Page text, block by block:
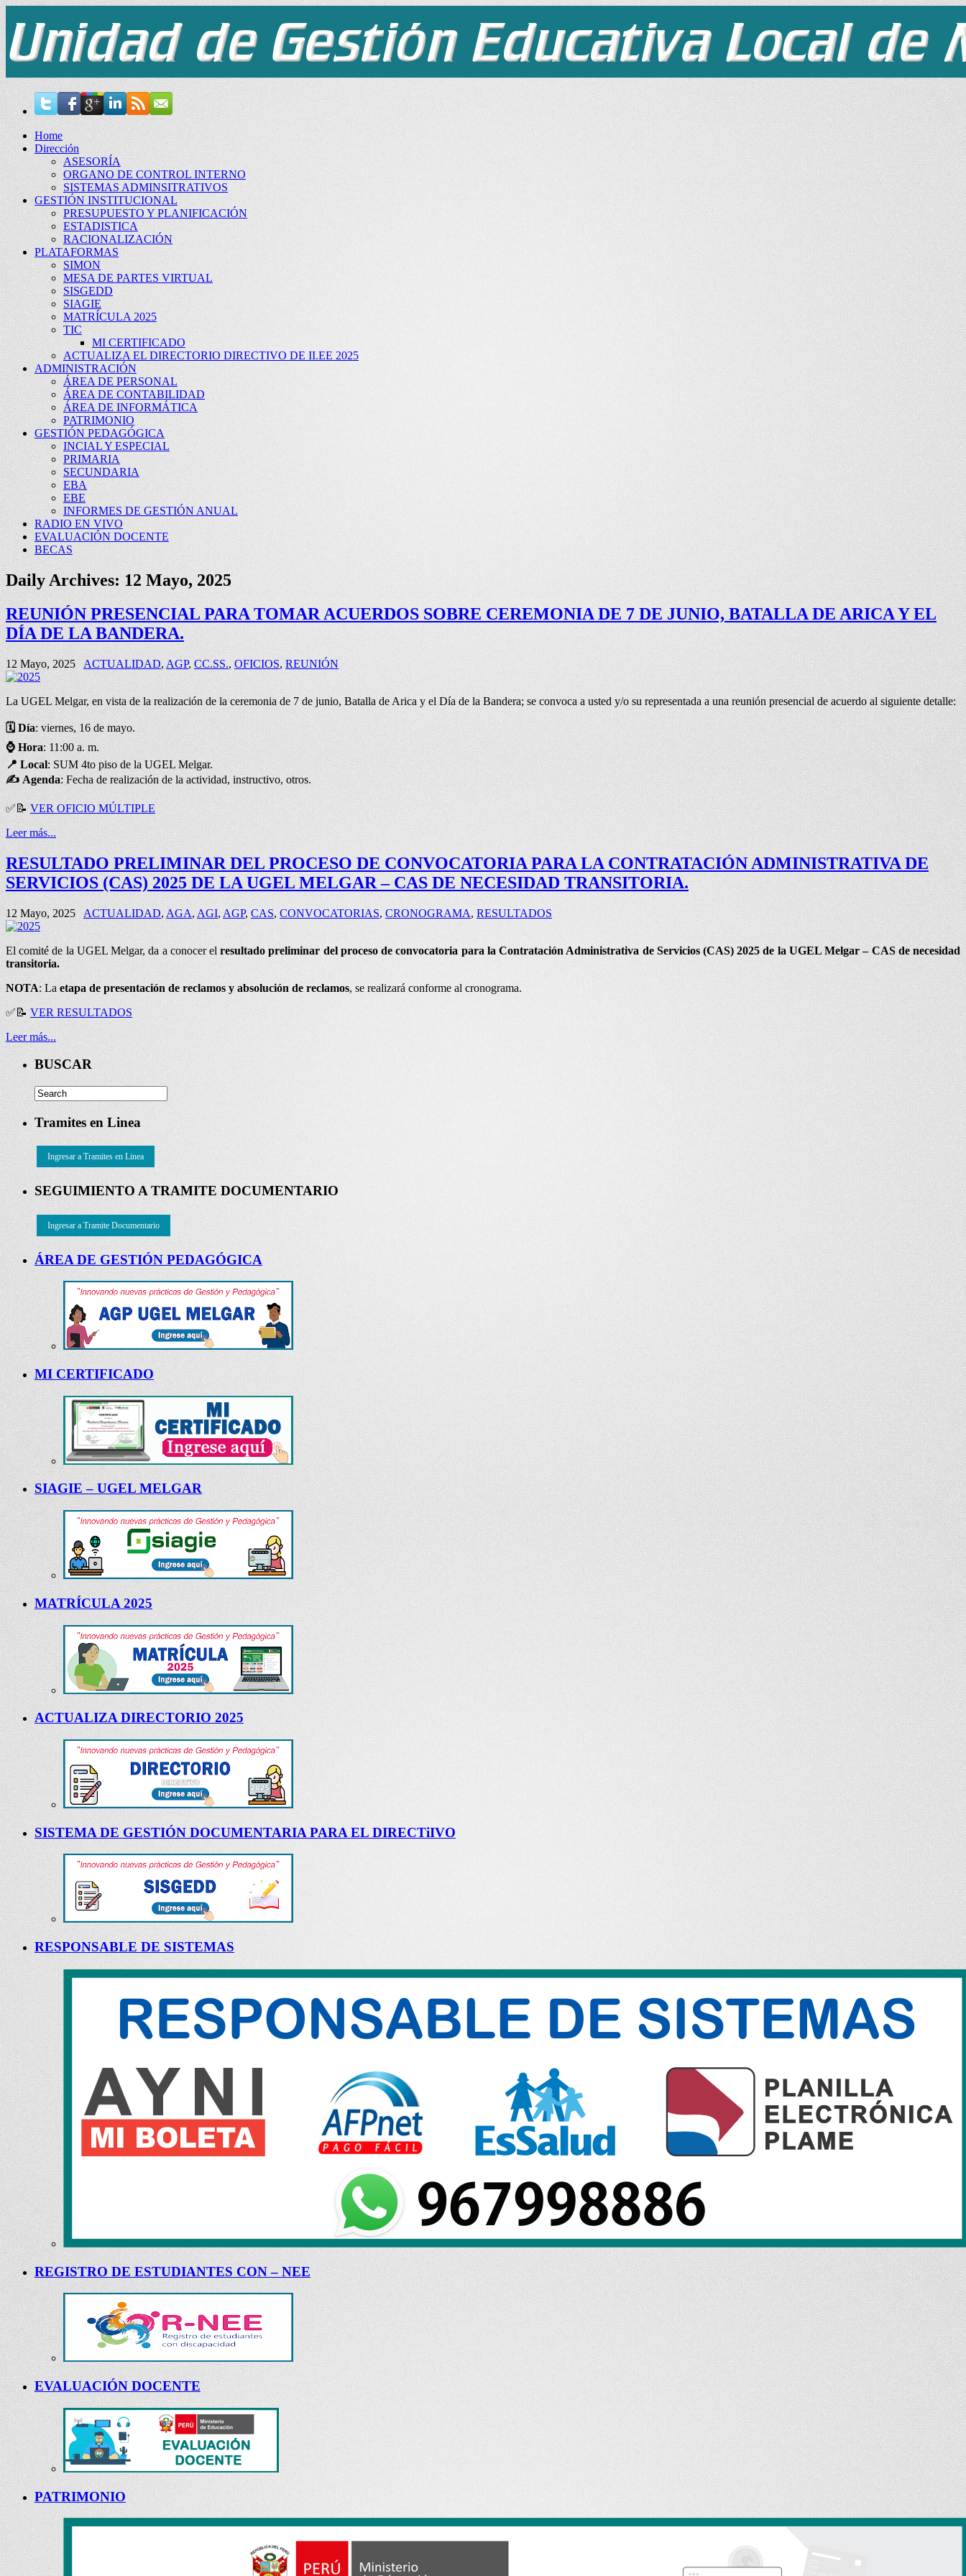
Home
Dirección
ASESORÍA
ORGANO DE CONTROL INTERNO
SISTEMAS ADMINSITRATIVOS
GESTIÓN INSTITUCIONAL
PRESUPUESTO Y PLANIFICACIÓN
ESTADISTICA
RACIONALIZACIÓN
PLATAFORMAS
SIMON
MESA DE PARTES VIRTUAL
SISGEDD
SIAGIE
MATRÍCULA 2025
TIC
MI CERTIFICADO
ACTUALIZA EL DIRECTORIO DIRECTIVO DE II.EE 2025
ADMINISTRACIÓN
ÁREA DE PERSONAL
ÁREA DE CONTABILIDAD
ÁREA DE INFORMÁTICA
PATRIMONIO
GESTIÓN PEDAGÓGICA
INCIAL Y ESPECIAL
PRIMARIA
SECUNDARIA
EBA
EBE
INFORMES DE GESTIÓN ANUAL
RADIO EN VIVO
EVALUACIÓN DOCENTE
BECAS
Daily Archives:12 Mayo, 2025
REUNIÓN PRESENCIAL PARA TOMAR ACUERDOS SOBRE CEREMONIA DE 7 DE JUNIO, BATALLA DE ARICA Y EL
DÍA DE LA BANDERA.
12 Mayo, 2025 ACTUALIDAD, AGP,CC.SS., OFICIOS,REUNIÓN
La UGEL Melgar, en vista de la realización de la ceremonia de 7 de junio, Batalla de Arica y el Día de la Bandera; se convoca a usted y/o su representada a una reunión presencial de acuerdo al siguiente detalle:
🗓️ Día: viernes, 16 de mayo.
⌚Hora: 11:00 a. m.
📍Local: SUM 4to piso de la UGEL Melgar.
✍Agenda: Fecha de realización de la actividad, instructivo, otros.
✅📝VER OFICIO MÚLTIPLE
Leer más...
RESULTADO PRELIMINAR DEL PROCESO DE CONVOCATORIA PARA LA CONTRATACIÓN ADMINISTRATIVA DE
SERVICIOS (CAS) 2025 DE LA UGEL MELGAR – CAS DE NECESIDAD TRANSITORIA.
12 Mayo, 2025 ACTUALIDAD,AGA,AGI, AGP, CAS, CONVOCATORIAS, CRONOGRAMA, RESULTADOS
El comité de la UGEL Melgar, da a conocer elresultado preliminar del proceso de convocatoria para la Contratación Administrativa de Servicios (CAS) 2025 de la UGEL Melgar – CAS de necesidad
transitoria.
NOTA: La etapa de presentación de reclamos y absolución de reclamos, se realizará conforme al cronograma.
✅📝VER RESULTADOS
Leer más...
BUSCAR
Tramites en Linea
Ingresar a Tramites en Linea
SEGUIMIENTO A TRAMITE DOCUMENTARIO
Ingresar a Tramite Documentario
ÁREA DE GESTIÓN PEDAGÓGICA
MI CERTIFICADO
SIAGIE – UGEL MELGAR
MATRÍCULA 2025
ACTUALIZA DIRECTORIO 2025
SISTEMA DE GESTIÓN DOCUMENTARIA PARA EL DIRECTiIVO
RESPONSABLE DE SISTEMAS
REGISTRO DE ESTUDIANTES CON – NEE
EVALUACIÓN DOCENTE
PATRIMONIO